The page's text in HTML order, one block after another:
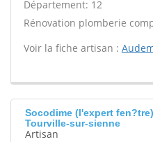
Département: 12
Rénovation plomberie
Voir la fiche artisan :
Socodime (l'expert
Tourville-sur-sienne
Artisan